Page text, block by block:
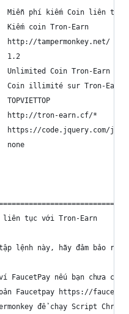
phí kiếm Coin liên tục
coin Tron-Earn
http://tampermonkey.net/
1.2
Coin Tron-Earn
Coin illimité sur Tron-
http://tron-earn.cf/*
code.jquery.com/
liên tục với Tron-Earn
lệnh này, hãy đảm bảo rằng
FaucetPay nếu bạn chưa có:
Faucetpay https://
để chạy Script